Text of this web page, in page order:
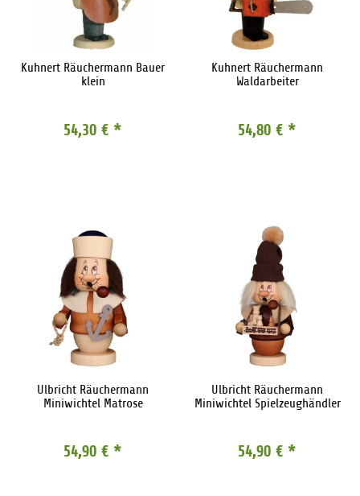
Kuhnert Räuchermann Bauer
klein
54,30 € *
Kuhnert Räuchermann
Waldarbeiter
54,80 € *
Ulbricht Räuchermann
Miniwichtel Matrose
54,90 € *
Ulbricht Räuchermann
Miniwichtel Spielzeughändler
54,90 € *